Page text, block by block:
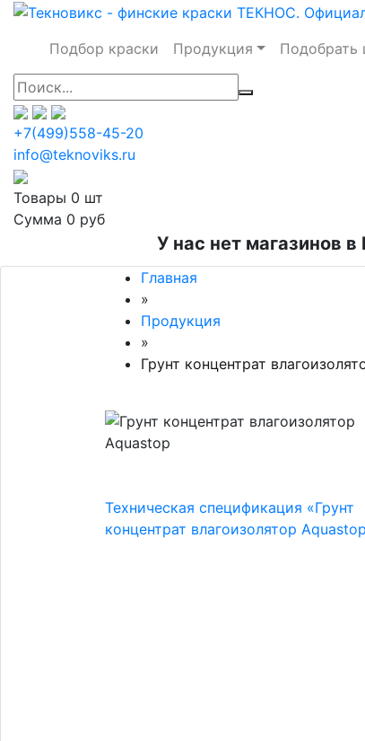
Подбор краски Продукция Подобрать
+7(499)558-45-20
info@teknoviks.ru
Товары 0 шт
Сумма 0 руб
У нас нет магазинов
Главная
»
Продукция
»
Грунт концентрат
Техническая спецификация «Грунт
концентрат влагоизолятор